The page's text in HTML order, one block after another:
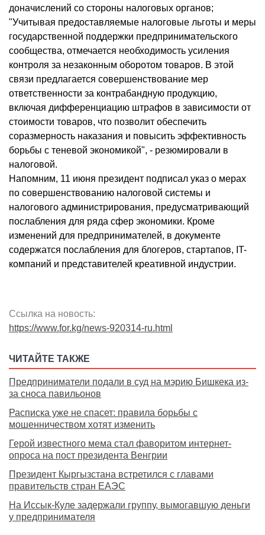
доначислений со стороны налоговых органов;
"Учитывая предоставляемые налоговые льготы и меры
государственной поддержки предпринимательского
сообщества, отмечается необходимость усиления
контроля за незаконным оборотом товаров. В этой
связи предлагается совершенствование мер
ответственности за контрабандную продукцию,
включая дифференциацию штрафов в зависимости от
стоимости товаров, что позволит обеспечить
соразмерность наказания и повысить эффективность
борьбы с теневой экономикой", - резюмировали в
налоговой.
Напомним, 11 июня президент подписал указ о мерах
по совершенствованию налоговой системы и
налогового администрирования, предусматривающий
послабления для ряда сфер экономики. Кроме
изменений для предпринимателей, в документе
содержатся послабления для блогеров, стартапов, IT-
компаний и представителей креативной индустрии.
Ссылка на новость:
https://www.for.kg/news-920314-ru.html
ЧИТАЙТЕ ТАКЖЕ
Предприниматели подали в суд на мэрию Бишкека из-
за сноса павильонов
Расписка уже не спасет: правила борьбы с
мошенничеством хотят изменить
Герой известного мема стал фаворитом интернет-
опроса на пост президента Венгрии
Президент Кыргызстана встретился с главами
правительств стран ЕАЭС
На Иссык-Куле задержали группу, вымогавшую деньги
у предпринимателя